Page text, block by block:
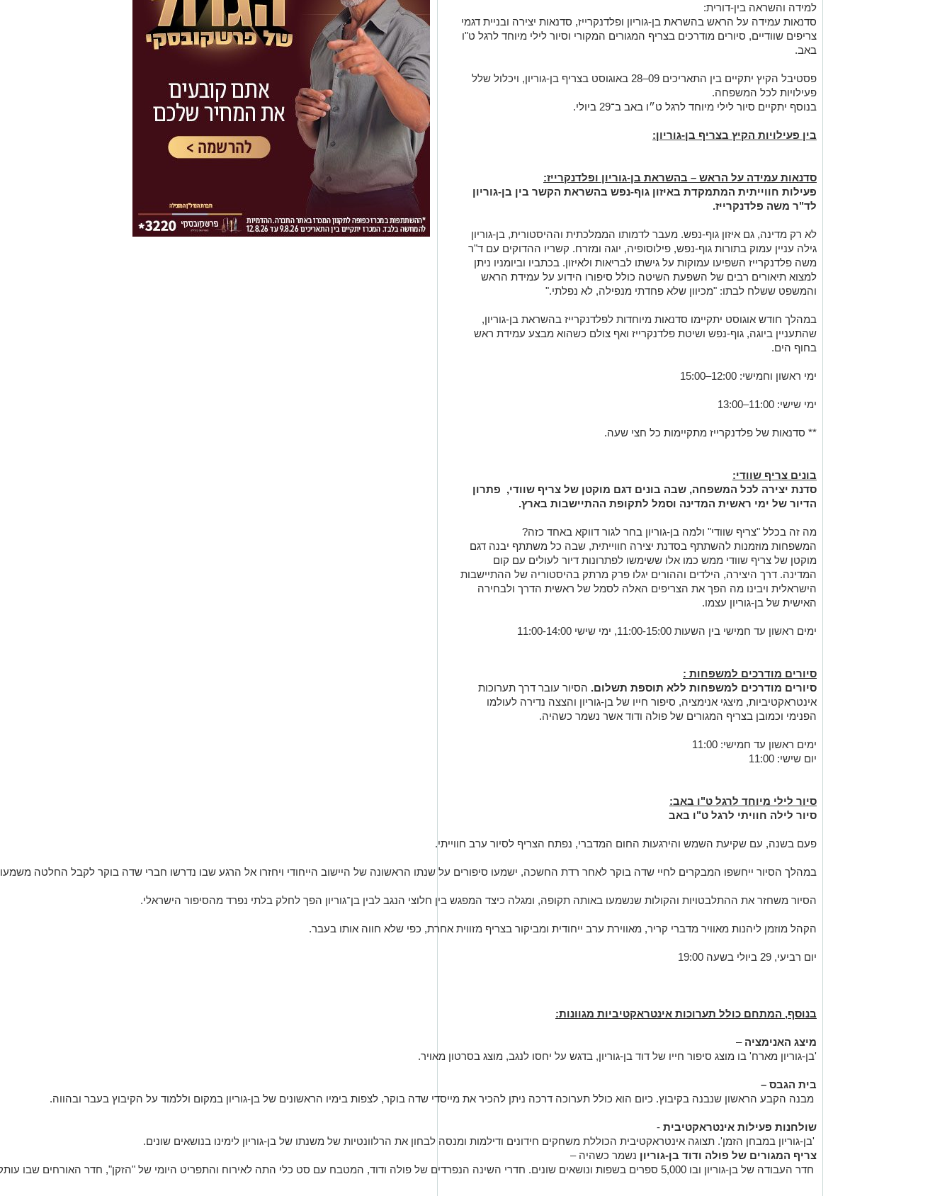
למידה והשראה בין-דורית:
סדנאות עמידה על הראש בהשראת בן-גוריון ופלדנקרייז, סדנאות יצירה ובניית דגמי
צריפים שוודיים, סיורים מודרכים בצריף המגורים המקורי וסיור לילי מיוחד לרגל ט"ו
באב.
פסטיבל הקיץ יתקיים בין התאריכים 09–28 באוגוסט בצריף בן-גוריון, ויכלול שלל
פעילויות לכל המשפחה.
בנוסף יתקיים סיור לילי מיוחד לרגל ט״ו באב ב־29 ביולי.
בין פעילויות הקיץ בצריף בן-גוריון:
סדנאות עמידה על הראש – בהשראת בן-גוריון ופלדנקרייז:
פעילות חווייתית המתמקדת באיזון גוף-נפש בהשראת הקשר בין בן-גוריון
לד"ר משה פלדנקרייז.
לא רק מדינה, גם איזון גוף-נפש. מעבר לדמותו הממלכתית וההיסטורית, בן-גוריון
גילה עניין עמוק בתורות גוף-נפש, פילוסופיה, יוגה ומזרח. קשריו ההדוקים עם ד"ר
משה פלדנקרייז השפיעו עמוקות על גישתו לבריאות ולאיזון. בכתביו וביומניו ניתן
למצוא תיאורים רבים של השפעת השיטה כולל סיפורו הידוע על עמידת הראש
והמשפט ששלח לבתו: "מכיוון שלא פחדתי מנפילה, לא נפלתי."
במהלך חודש אוגוסט יתקיימו סדנאות מיוחדות לפלדנקרייז בהשראת בן-גוריון,
שהתעניין ביוגה, גוף-נפש ושיטת פלדנקרייז ואף צולם כשהוא מבצע עמידת ראש
בחוף הים.
ימי ראשון וחמישי: 12:00–15:00
ימי שישי: 11:00–13:00
** סדנאות של פלדנקרייז מתקיימות כל חצי שעה.
בונים צריף שוודי:
סדנת יצירה לכל המשפחה, שבה בונים דגם מוקטן של צריף שוודי, פתרון
הדיור של ימי ראשית המדינה וסמל לתקופת ההתיישבות בארץ.
מה זה בכלל "צריף שוודי" ולמה בן-גוריון בחר לגור דווקא באחד כזה?
המשפחות מוזמנות להשתתף בסדנת יצירה חווייתית, שבה כל משתתף יבנה דגם
מוקטן של צריף שוודי ממש כמו אלו ששימשו לפתרונות דיור לעולים עם קום
המדינה. דרך היצירה, הילדים וההורים יגלו פרק מרתק בהיסטוריה של ההתיישבות
הישראלית ויבינו מה הפך את הצריפים האלה לסמל של ראשית הדרך ולבחירה
האישית של בן-גוריון עצמו.
ימים ראשון עד חמישי בין השעות 11:00-15:00, ימי שישי 11:00-14:00
סיורים מודרכים למשפחות :
סיורים מודרכים למשפחות ללא תוספת תשלום. הסיור עובר דרך תערוכות
אינטראקטיביות, מיצגי אנימציה, סיפור חייו של בן-גוריון והצצה נדירה לעולמו
הפנימי וכמובן בצריף המגורים של פולה ודוד אשר נשמר כשהיה.
ימים ראשון עד חמישי: 11:00
יום שישי: 11:00
סיור לילי מיוחד לרגל ט"ו באב:
סיור לילה חוויתי לרגל ט"ו באב
פעם בשנה, עם שקיעת השמש והירגעות החום המדברי, נפתח הצריף לסיור ערב חווייתי.
במהלך הסיור ייחשפו המבקרים לחיי שדה בוקר לאחר רדת החשכה, ישמעו סיפורים על שנתו הראשונה של היישוב הייחודי ויחזרו אל הרגע שבו נדרשו חברי שדה בוקר לקבל החלטה
הסיור משחזר את ההתלבטויות והקולות שנשמעו באותה תקופה, ומגלה כיצד המפגש בין חלוצי הנגב לבין בן־גוריון הפך לחלק בלתי נפרד מהסיפור הישראלי.
הקהל מוזמן ליהנות מאוויר מדברי קריר, מאווירת ערב ייחודית ומביקור בצריף מזווית אחרת, כפי שלא חווה אותו בעבר.
יום רביעי, 29 ביולי בשעה
בנוסף, המתחם כולל תערוכות אינטראקטיביות מגוונות:
מיצג האנימציה –
'בן-גוריון מארח' בו מוצג סיפור חייו של דוד בן-גוריון, בדגש על יחסו לנגב, מוצג בסרטון מאויר.
בית הגבס –
מבנה הקבע הראשון שנבנה בקיבוץ. כיום הוא כולל תערוכה דרכה ניתן להכיר את מייסדי שדה בוקר, לצפות בימיו הראשונים של בן-גוריון במקום וללמוד על הקיבוץ בעבר ובהווה.
שולחנות פעילות אינטראקטיבית -
'בן-גוריון במבחן הזמן'. תצוגה אינטראקטיבית הכוללת משחקים חידונים ודילמות ומנסה לבחון את הרלוונטיות של משנתו של בן-גוריון לימינו בנושאים שונים.
צריף המגורים של פולה ודוד בן-גוריון נשמר כשהיה –
חדר העבודה של בן-גוריון ובו ספרים בשפות ונושאים שונים. חדרי השינה הנפרדים של פולה ודוד, המטבח עם סט כלי התה לאירוח והתפריט היומי של "הזקן", חדר האורחים שבו